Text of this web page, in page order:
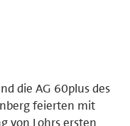
die AG 60plus des
feierten mit
von Lohrs ersten